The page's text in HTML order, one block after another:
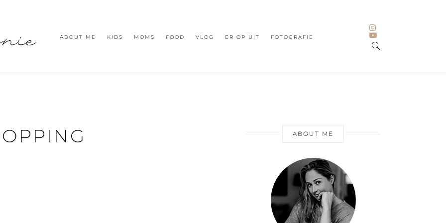
ABOUT ME KIDS MOMS FOOD VLOG ER OP UIT FOTOGRAFIE
ABOUT ME